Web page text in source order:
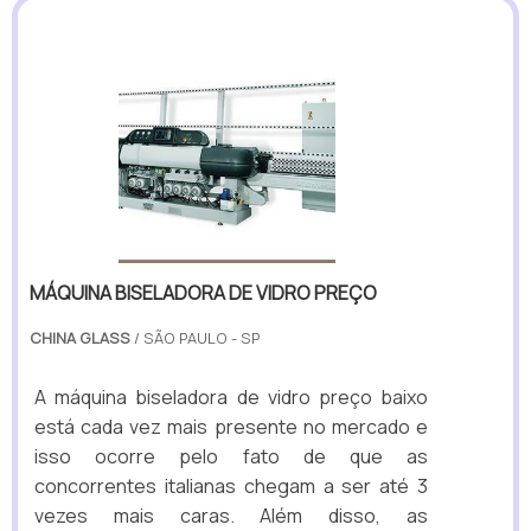
MÁQUINA BISELADORA DE VIDRO PREÇO
CHINA GLASS / SÃO PAULO - SP
A máquina biseladora de vidro preço baixo
está cada vez mais presente no mercado e
isso ocorre pelo fato de que as
concorrentes italianas chegam a ser até 3
vezes mais caras. Além disso, as